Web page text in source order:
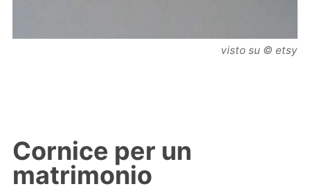
visto su © etsy
Cornice per un
matrimonio